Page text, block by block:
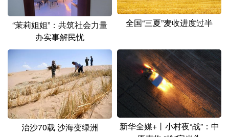
“茉莉姐姐”：共筑社会力量
办实事解民忧
全国“三夏”麦收进度过半
治沙70载 沙海变绿洲
新华全媒+丨小村夜“战”：中